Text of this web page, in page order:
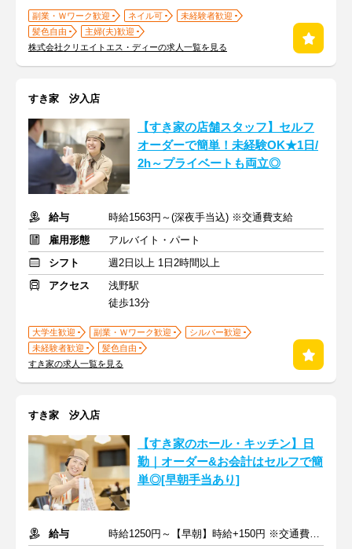
副業・Ｗワーク歓迎 ネイル可
未経験者歓迎
髪色自由
主婦(夫)歓迎
株式会社クリエイトエス・ディーの求人一覧を見る
すき家 汐入店
【すき家の店舗スタッフ】セルフ
オーダーで簡単！未経験OK★1日/
2h～プライベートも両立◎
給与
時給1563円～(深夜手当込) ※交通費支給
雇用形態
アルバイト・パート
シフト
週2日以上 1日2時間以上
アクセス
浅野駅
徒歩13分
大学生歓迎 副業・Ｗワーク歓迎
シルバー歓迎
未経験者歓迎
髪色自由
すき家の求人一覧を見る
すき家 汐入店
【すき家のホール・キッチン】日
勤｜オーダー&お会計はセルフで簡
単◎[早朝手当あり]
給与
時給1250円～【早朝】時給+150円 ※交通費支給